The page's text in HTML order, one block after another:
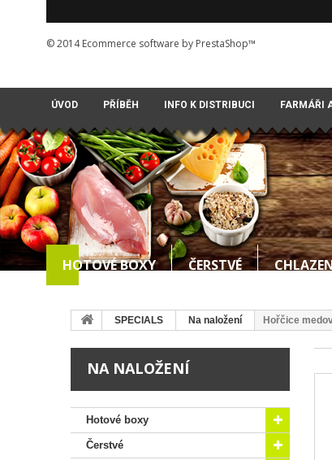
© 2014Ecommerce software by PrestaShop™
ÚVOD PŘÍBĚH INFO K DISTRIBUCI FARMÁŘI
HOTOVÉ BOXY ČERSTVÉ
SPECIALS Na naložení Hořčice
NA NALOŽENÍ
Hotové boxy
Čerstvé